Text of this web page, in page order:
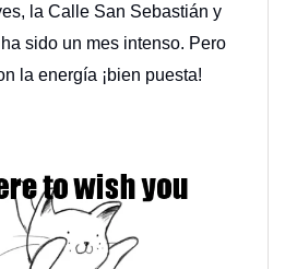
la Calle San Sebastián y
sido un mes intenso. Pero
la energía ¡bien puesta!